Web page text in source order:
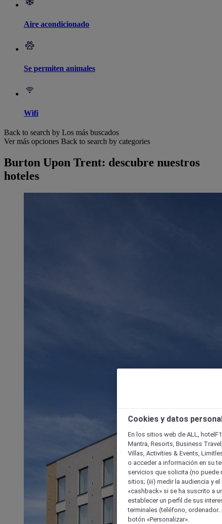
Aire acondicionado
Se permiten animales
Wifi
Back to search by Los más buscados
Ver más opciones Back to search by categories
Burton Upon Trent: descubre nuestros
hoteles
Cookies y datos
En los sitios web de ALL,
Mantra, Resorts, Business
Villas, Activities & Events,
o acceder a información en su
servicios que solicita (no puede
sitios; (iii) medir la audiencia y
«cashback» si se ha suscrito a
establecer un perfil de sus
terminales (teléfono,
botón «Personalizar».